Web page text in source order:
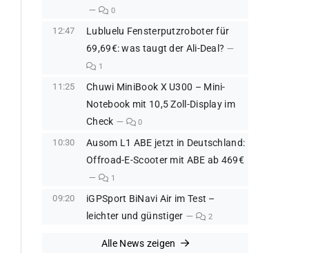
0
12:47
Lubluelu Fensterputzroboter für
69,69€: was taugt der Ali-Deal?
1
11:25
Chuwi MiniBook X U300 – Mini-
Notebook mit 10,5 Zoll-Display im
Check
0
10:30
Ausom L1 ABE jetzt in Deutschland:
Offroad-E-Scooter mit ABE ab 469€
1
09:20
iGPSport BiNavi Air im Test –
leichter und günstiger
2
Alle News zeigen